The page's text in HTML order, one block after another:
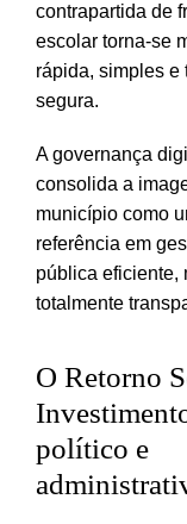
contrapartida de
escolar torna-se
rápida, simples e
segura.
A governança
consolida a
município como
referência em
pública eficiente,
totalmente
O Retorno
político e